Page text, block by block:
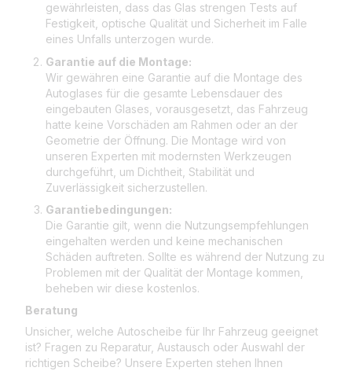
gewährleisten, dass das Glas strengen Tests auf
Festigkeit, optische Qualität und Sicherheit im Falle
eines Unfalls unterzogen wurde.
Garantie auf die Montage:
Wir gewähren eine Garantie auf die Montage des
Autoglases für die gesamte Lebensdauer des
eingebauten Glases, vorausgesetzt, das Fahrzeug
hatte keine Vorschäden am Rahmen oder an der
Geometrie der Öffnung. Die Montage wird von
unseren Experten mit modernsten Werkzeugen
durchgeführt, um Dichtheit, Stabilität und
Zuverlässigkeit sicherzustellen.
Garantiebedingungen:
Die Garantie gilt, wenn die Nutzungsempfehlungen
eingehalten werden und keine mechanischen
Schäden auftreten. Sollte es während der Nutzung zu
Problemen mit der Qualität der Montage kommen,
beheben wir diese kostenlos.
Beratung
Unsicher, welche Autoscheibe für Ihr Fahrzeug geeignet
ist? Fragen zu Reparatur, Austausch oder Auswahl der
richtigen Scheibe? Unsere Experten stehen Ihnen